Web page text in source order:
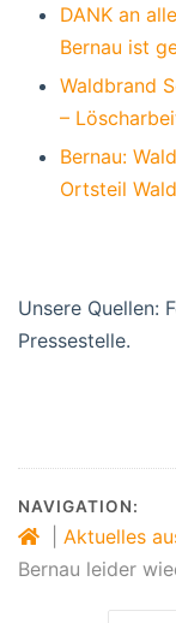
DANK an
Bernau ist
Waldbrand
–
Bernau:
Ortsteil
Unsere Quellen:
Pressestelle.
NAVIGATION:
Aktuelles
Bernau leider